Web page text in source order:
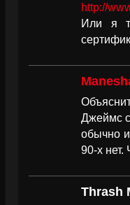
http://
Или я
Джеймс с
обычно
90-х нет.
Thrash